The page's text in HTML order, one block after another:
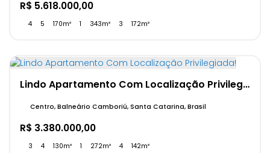
R$ 5.618.000,00
4 5 170m² 1 343m² 3 172m²
Lindo Apartamento Com Localização Privilegiada!
R$ 3.380.000,00
Centro, Balneário Camboriú, Santa Catarina, Brasil
3 4 130m² 1 272m² 4 142m²